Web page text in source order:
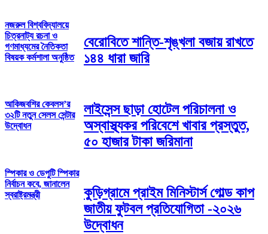
নজরুল বিশ্ববিদ্যালয়ে
চিত্রনাট্য রচনা ও
গণমাধ্যমের নৈতিকতা
বিষয়ক কর্মশালা অনুষ্ঠিত
আকিজবশির কেবলস’র
৩২টি নতুন সেলস সেন্টার
উদ্বোধন
স্পিকার ও ডেপুটি স্পিকার
নির্বাচন কবে, জানালেন
স্বরাষ্ট্রমন্ত্রী
বেরোবিতে শান্তি-শৃঙ্খলা বজায় রাখতে
১৪৪ ধারা জারি
লাইসেন্স ছাড়া হোটেল পরিচালনা ও
অস্বাস্থ্যকর পরিবেশে খাবার প্রস্তুত,
৫০ হাজার টাকা জরিমানা
কুড়িগ্রামে প্রাইম মিনিস্টার্স গোল্ড কাপ
জাতীয় ফুটবল প্রতিযোগিতা -২০২৬
উদ্বোধন